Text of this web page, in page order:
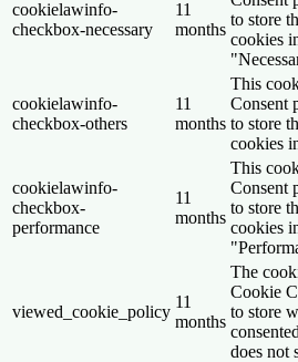
cookielawinfo-
checkbox-necessary
11
months
to store
cookies
cookielawinfo-
checkbox-others
11
months
This
Consent
to store
cookies
cookielawinfo-
checkbox-
performance
11
months
This
Consent
to store
cookies
viewed_cookie_policy
11
months
The
Cookie
to store
does not